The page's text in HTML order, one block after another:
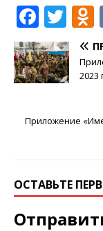
F
a
c
e
o
T
w
it
te2023
Приложение
ОСТАВЬТЕ